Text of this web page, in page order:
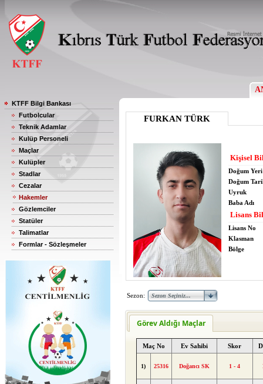
KTFF Bilgi Bankası
Futbolcular
Teknik Adamlar
Kulüp Personeli
Maçlar
Kulüpler
Stadlar
Cezalar
Hakemler
Gözlemciler
Statüler
Talimatlar
Formlar - Sözleşmeler
FURKAN TÜRK
Kişisel
Doğum Yeri
Doğum
Uyruk
Baba Adı
Lisans
Lisans No
Klasman
Bölge
Sezon:
Görev Aldığı Maçlar
Maç No Ev Sahibi Skor
1) 25316 Doğancı SK 1 - 4